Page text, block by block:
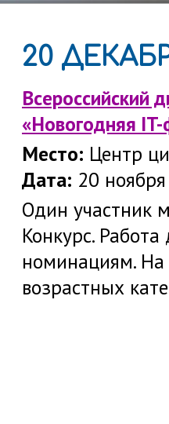
20
Всероссийский
«Новогодняя
Место: Центр
Дата: 20
Один участник
Конкурс.
номинациям. На
возрастных